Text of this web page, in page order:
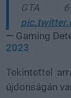
GTA
— Gaming
2023
Tekintettel
újdonságán